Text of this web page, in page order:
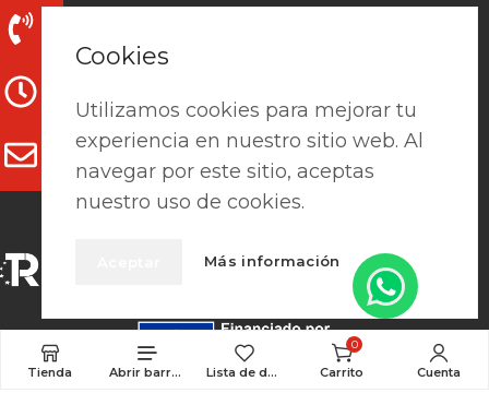
L-V: 7:15h - 13:30h / 15h-18h
clientes@prefaes.com
Tienda Abrir barra lateral Lista de deseos
0
Carrito Cuenta
Cookies
Utilizamos cookies para mejorar tu
experiencia en nuestro sitio web. Al
navegar por este sitio, aceptas
nuestro uso de cookies.
Más información